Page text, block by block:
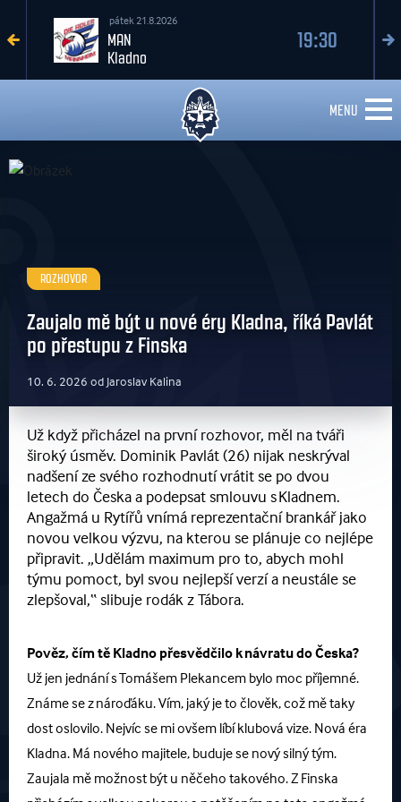
pátek 21.8.2026
MAN
Kladno
19:30
MENU
ROZHOVOR
Zaujalo mě být u nové éry Kladna, říká Pavlát
po přestupu z Finska
10. 6. 2026 od Jaroslav Kalina
Už když přicházel na první rozhovor, měl na tváři
široký úsměv. Dominik Pavlát (26) nijak neskrýval
nadšení ze svého rozhodnutí vrátit se po dvou
letech do Česka a podepsat smlouvu s Kladnem.
Angažmá u Rytířů vnímá reprezentační brankář jako
novou velkou výzvu, na kterou se plánuje co nejlépe
připravit. „Udělám maximum pro to, abych mohl
týmu pomoct, byl svou nejlepší verzí a neustále se
zlepšoval,“ slibuje rodák z Tábora.
Pověz, čím tě Kladno přesvědčilo k návratu do Česka?
Už jen jednání s Tomášem Plekancem bylo moc příjemné.
Známe se z nároďáku. Vím, jaký je to člověk, což mě taky
dost oslovilo. Nejvíc se mi ovšem líbí klubová vize. Nová éra
Kladna. Má nového majitele, buduje se nový silný tým.
Zaujala mě možnost být u něčeho takového. Z Finska